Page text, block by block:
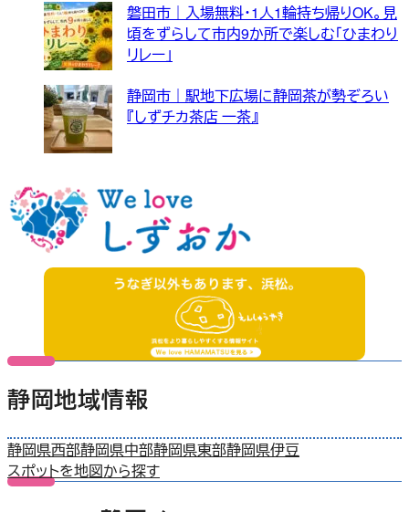
磐田市｜入場無料・1人1輪持ち帰りOK。見
頃をずらして市内9か所で楽しむ「ひまわり
リレー」
静岡市｜駅地下広場に静岡茶が勢ぞろい
『しずチカ茶店 一茶』
静岡地域情報
静岡県西部静岡県中部静岡県東部静岡県伊豆
スポットを地図から探す